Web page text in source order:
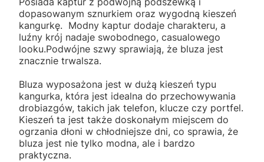
dopasowanym sznurkiem oraz wygodną kieszeń
kangurkę. Modny kaptur dodaje charakteru, a
luźny krój nadaje swobodnego, casualowego
looku.Podwójne szwy sprawiają, że bluza jest
znacznie trwalsza.
Bluza wyposażona jest w dużą kieszeń typu
kangurka, która jest idealna do przechowywania
drobiazgów, takich jak telefon, klucze czy portfel.
Kieszeń ta jest także doskonałym miejscem do
ogrzania dłoni w chłodniejsze dni, co sprawia, że
bluza jest nie tylko modna, ale i bardzo
praktyczna.